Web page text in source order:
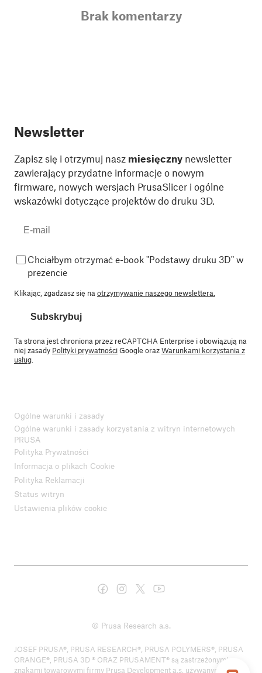
Brak komentarzy
Newsletter
Zapisz się i otrzymuj nasz miesięczny newsletter
zawierający przydatne informacje o nowym
firmware, nowych wersjach PrusaSlicer i ogólne
wskazówki dotyczące projektów do druku 3D.
Chciałbym otrzymać e-book "Podstawy druku 3D" w
prezencie
Klikając, zgadzasz się na otrzymywanie naszego newslettera.
Subskrybuj
Ta strona jest chroniona przez reCAPTCHA Enterprise i obowiązują na
niej zasady Polityki prywatnościGoogle orazWarunkami korzystania z
usług
Ogólne warunki i zasady
Ogólne warunki i zasady korzystania z witryn internetowych
PRUSA
Polityka Prywatności
Informacja o plikach Cookie
Polityka Reklamacji
Status witryn
Ustawienia plików cookie
© Prusa Research a.s.
JOSEF PRUSA®, PRUSA RESEARCH®, PRUSA POLYMERS®, PRUSA
ORANGE®, PRUSA 3D ® ORAZ PRUSAMENT® są zastrzeżonymi
znakami towarowymi firmy Prusa Development a.s. używanymi przez